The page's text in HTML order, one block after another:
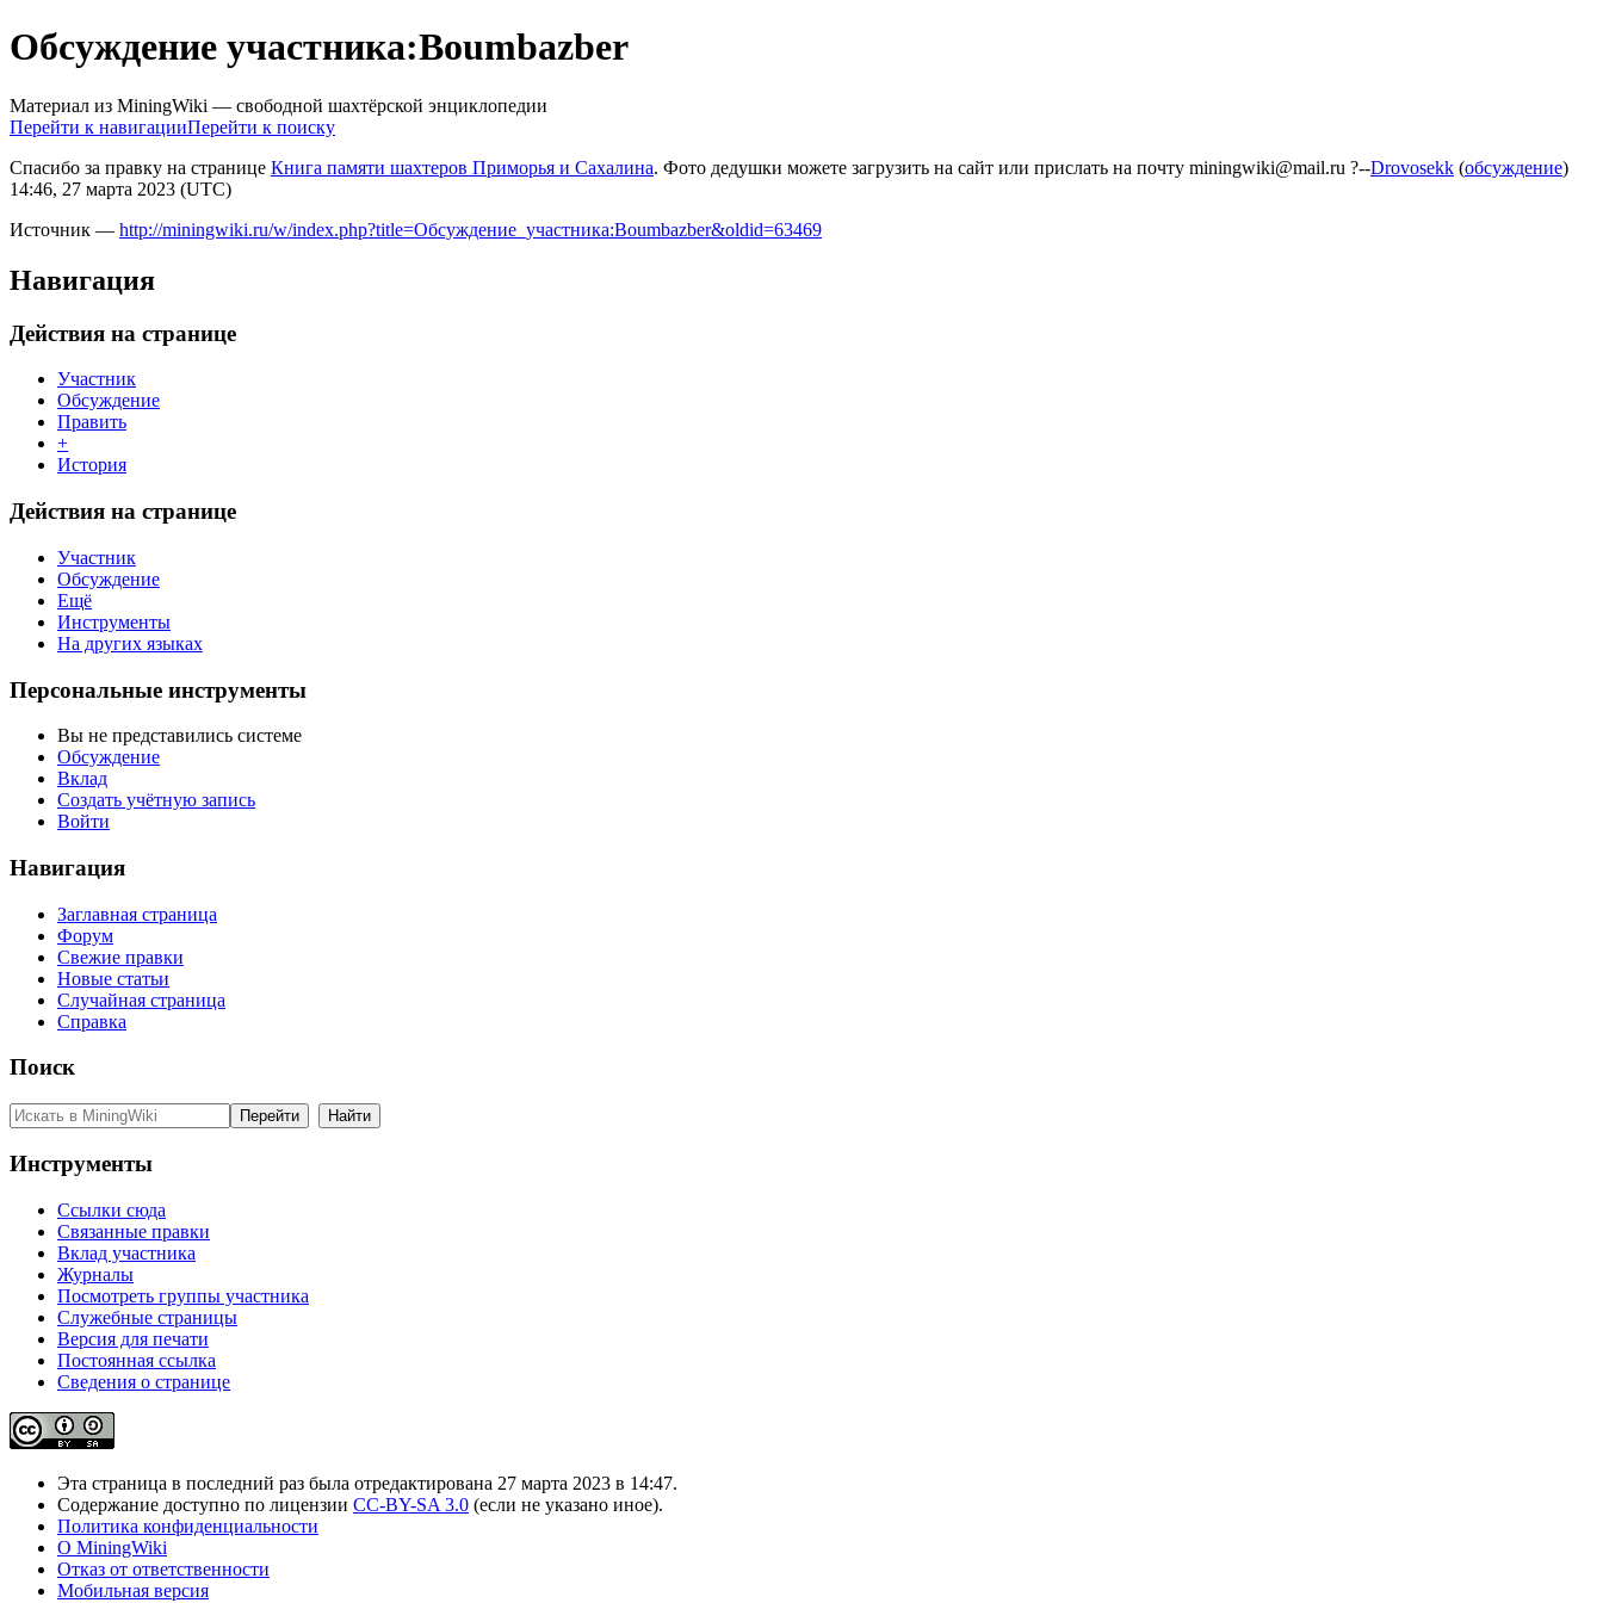
Обсуждение участника:Boumbazber
Материал из MiningWiki — свободной шахтёрской энциклопедии
Перейти к навигацииПерейти к поиску
Спасибо за правку на странице Книга памяти шахтеров Приморья и Сахалина. Фото дедушки можете загрузить на сайт или прислать на почту miningwiki@mail.ru ?--Drovosekk (обсуждение)
14:46, 27 марта 2023 (UTC)
Источник — http://miningwiki.ru/w/index.php?title=Обсуждение_участника:Boumbazber&oldid=63469
Навигация
Действия на странице
Участник
Обсуждение
Править
+
История
Действия на странице
Участник
Обсуждение
Ещё
Инструменты
На других языках
Персональные инструменты
Вы не представились системе
Обсуждение
Вклад
Создать учётную запись
Войти
Навигация
Заглавная страница
Форум
Свежие правки
Новые статьи
Случайная страница
Справка
Поиск
Инструменты
Ссылки сюда
Связанные правки
Вклад участника
Журналы
Посмотреть группы участника
Служебные страницы
Версия для печати
Постоянная ссылка
Сведения о странице
Эта страница в последний раз была отредактирована 27 марта 2023 в 14:47.
Содержание доступно по лицензии CC-BY-SA 3.0 (если не указано иное).
Политика конфиденциальности
О MiningWiki
Отказ от ответственности
Мобильная версия